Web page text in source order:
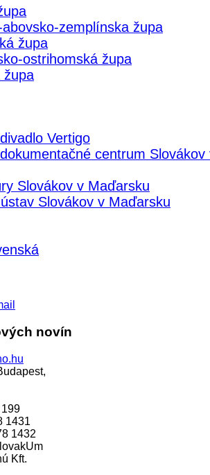
zemplínska župa
župa
ostrihomská župa
župa
Vertigo
centrum Slovákov
Slovákov v Maďarsku
Slovákov v Maďarsku
novín
1431
1432
Kft.